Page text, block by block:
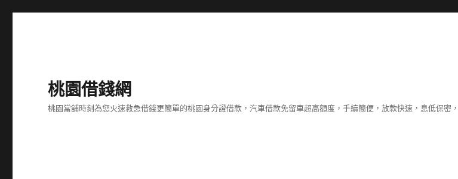
桃園借錢網
桃園當舖時刻為您火速救急借錢更簡單的桃園身分證借款，汽車借款免留車超高額度，手續簡便，放款快速，息低保密